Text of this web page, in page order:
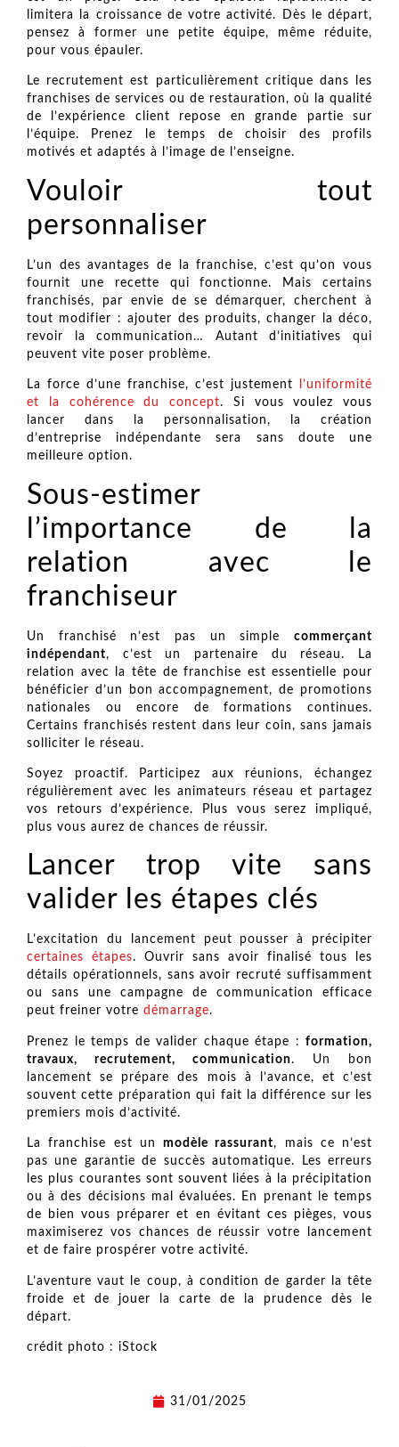
limitera la croissance de votre activité. Dès le départ,
pensez à former une petite équipe, même réduite,
pour vous épauler.
Le recrutement est particulièrement critique dans les
franchises de services ou de restauration, où la qualité
de l’expérience client repose en grande partie sur
l’équipe. Prenez le temps de choisir des profils
motivés et adaptés à l’image de l’enseigne.
Vouloir tout
personnaliser
L’un des avantages de la franchise, c’est qu’on vous
fournit une recette qui fonctionne. Mais certains
franchisés, par envie de se démarquer, cherchent à
tout modifier : ajouter des produits, changer la déco,
revoir la communication… Autant d’initiatives qui
peuvent vite poser problème.
La force d’une franchise, c’est justement
l’uniformité
et la cohérence du concept. Si vous voulez vous
lancer dans la personnalisation, la création
d’entreprise indépendante sera sans doute une
meilleure option.
Sous-estimer
l’importance de la
relation avec le
franchiseur
Un franchisé n’est pas un simple commerçant
indépendant, c’est un partenaire du réseau. La
relation avec la tête de franchise est essentielle pour
bénéficier d’un bon accompagnement, de promotions
nationales ou encore de formations continues.
Certains franchisés restent dans leur coin, sans jamais
solliciter le réseau.
Soyez proactif. Participez aux réunions, échangez
régulièrement avec les animateurs réseau et partagez
vos retours d’expérience. Plus vous serez impliqué,
plus vous aurez de chances de réussir.
Lancer trop vite sans
valider les étapes clés
L’excitation du lancement peut pousser à précipiter
certaines étapes. Ouvrir sans avoir finalisé tous les
détails opérationnels, sans avoir recruté suffisamment
ou sans une campagne de communication efficace
peut freiner votre démarrage.
Prenez le temps de valider chaque étape : formation,
travaux, recrutement, communication. Un bon
lancement se prépare des mois à l’avance, et c’est
souvent cette préparation qui fait la différence sur les
premiers mois d’activité.
La franchise est un modèle rassurant, mais ce n’est
pas une garantie de succès automatique. Les erreurs
les plus courantes sont souvent liées à la précipitation
ou à des décisions mal évaluées. En prenant le temps
de bien vous préparer et en évitant ces pièges, vous
maximiserez vos chances de réussir votre lancement
et de faire prospérer votre activité.
L’aventure vaut le coup, à condition de garder la tête
froide et de jouer la carte de la prudence dès le
départ.
crédit photo : iStock
31/01/2025